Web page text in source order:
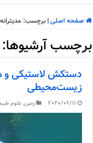
صفحه اصلی| برچسب: مدیترانه
برچسب
دستکش لاستیکی
زیست‌محیطی
2020/06/11 زمین,علوم